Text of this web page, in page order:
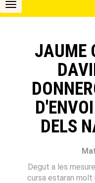
B100
Cursa
JAUME
DELS
Degut a les
cursa estaran